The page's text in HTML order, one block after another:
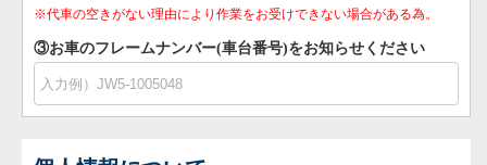
※代車の空きがない理由により作業をお受けできない場合がある為。
③お車のフレームナンバー(車台番号)をお知らせください